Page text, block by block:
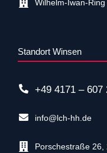
Wilhelm-Iwan-
Standort Winsen
+49 4171 – 607
info@lch-hh.de
Porschestraße 26,